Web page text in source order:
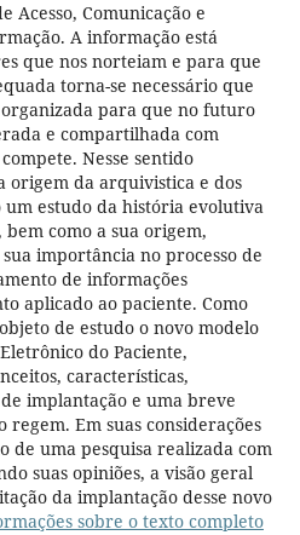
Acesso, Comunicação e
A informação está
que nos norteiam e para que
torna-se necessário que
para que no futuro
e compartilhada com
Nesse sentido
origem da arquivistica e dos
estudo da história evolutiva
como a sua origem,
importância no processo de
de informações
aplicado ao paciente. Como
de estudo o novo modelo
do Paciente,
características,
implantação e uma breve
regem. Em suas considerações
de uma pesquisa realizada com
suas opiniões, a visão geral
da implantação desse novo
sobre o texto completo